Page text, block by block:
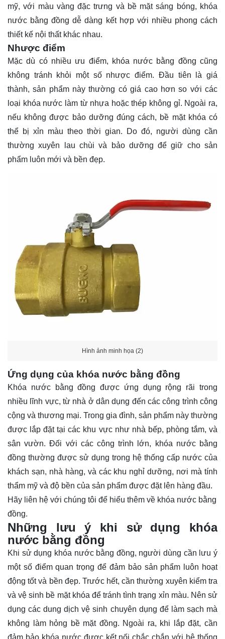
mỹ, với màu vàng đặc trưng và bề mặt sáng bóng, khóa
nước bằng đồng dễ dàng kết hợp với nhiều phong cách
thiết kế nội thất khác nhau.
Nhược điểm
Mặc dù có nhiều ưu điểm, khóa nước bằng đồng cũng
không tránh khỏi một số nhược điểm. Đầu tiên là giá
thành, sản phẩm này thường có giá cao hơn so với các
loại khóa nước làm từ nhựa hoặc thép không gỉ. Ngoài ra,
nếu không được bảo dưỡng đúng cách, bề mặt khóa có
thể bị xỉn màu theo thời gian. Do đó, người dùng cần
thường xuyên lau chùi và bảo dưỡng để giữ cho sản
phẩm luôn mới và bền đẹp.
Hình ảnh minh họa (2)
Ứng dụng của khóa nước bằng đồng
Khóa nước bằng đồng được ứng dụng rộng rãi trong
nhiều lĩnh vực, từ nhà ở dân dụng đến các công trình công
cộng và thương mại. Trong gia đình, sản phẩm này thường
được lắp đặt tại các khu vực như nhà bếp, phòng tắm, và
sân vườn. Đối với các công trình lớn, khóa nước bằng
đồng thường được sử dụng trong hệ thống cấp nước của
khách sạn, nhà hàng, và các khu nghỉ dưỡng, nơi mà tính
thẩm mỹ và độ bền của sản phẩm được đặt lên hàng đầu.
Hãy liên hệ với chúng tôi để hiểu thêm về khóa nước bằng
đồng.
Những lưu ý khi sử dụng khóa
nước bằng đồng
Khi sử dụng khóa nước bằng đồng, người dùng cần lưu ý
một số điểm quan trọng để đảm bảo sản phẩm luôn hoạt
động tốt và bền đẹp. Trước hết, cần thường xuyên kiểm tra
và vệ sinh bề mặt khóa để tránh tình trạng xỉn màu. Nên sử
dụng các dung dịch vệ sinh chuyên dụng để làm sạch mà
không làm hỏng bề mặt đồng. Ngoài ra, khi lắp đặt, cần